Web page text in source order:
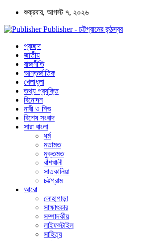
শুক্রবার, আগস্ট ৭, ২০২৬
Publisher - চট্টগ্রামের কন্ঠস্বর
প্রচ্ছদ
জাতীয়
রাজনীতি
আন্তর্জাতিক
খেলাধুলা
তথ্য প্রযুক্তি
বিনোদন
নারী ও শিশু
বিশেষ সংবাদ
সারা বাংলা
ধর্ম
মতামত
মুক্তমত
বাঁশখালী
সাতকানিয়া
চট্টগ্রাম
আরো
লোহাগাড়া
সাক্ষাৎকার
সম্পাদকীয়
লাইফস্টাইল
সাহিত্য